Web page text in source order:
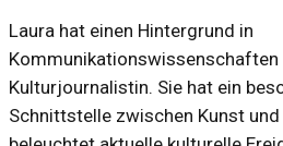
Laura hat einen Hintergrund in
Kommunikationswissenschaften
Kulturjournalistin. Sie hat ein
Schnittstelle zwischen Kunst